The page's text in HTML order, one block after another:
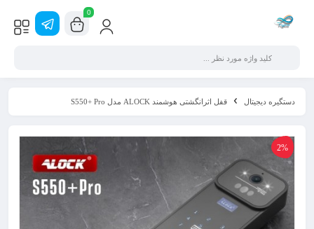
0
دستگیره دیجیتال قفل اثرانگشتی هوشمند ALOCK مدل S550+ Pro
2%